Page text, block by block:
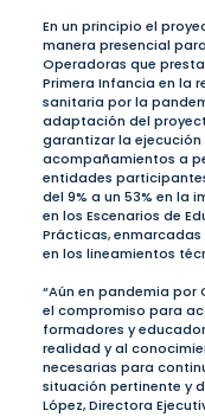
En un principio el
manera presencial
Operadoras que
Primera Infancia en la
sanitaria por la
adaptación del
garantizar la
acompañamientos a
entidades
del 9% a un 53% en la
en los Escenarios de
Prácticas,
en los lineamientos
“Aún en pandemia
el compromiso para
formadores y
realidad y al
necesarias para
situación pertinente y
López, Directora